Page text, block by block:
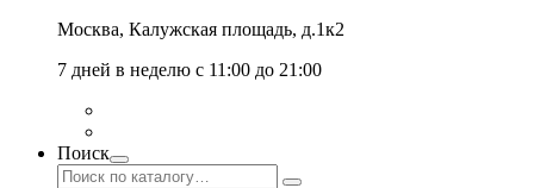
Москва, Калужская площадь, д.1к2
7 дней в неделю с 11:00 до 21:00
Поиск